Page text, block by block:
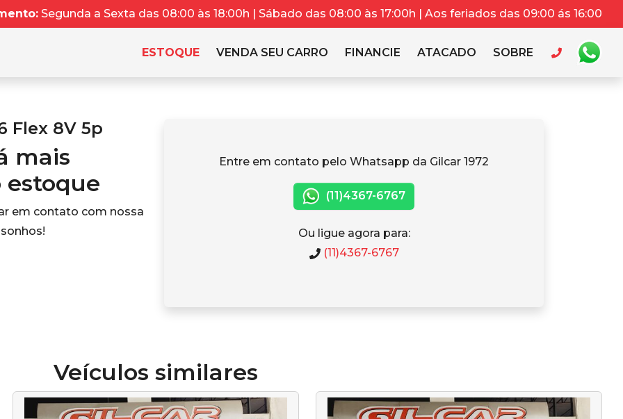
Segunda a Sexta das 08:00 às 18:00h | Sábado das 08:00 às 17:00h | Aos feriados das 09:00 ás 16:00
ESTOQUE VENDA SEU CARRO FINANCIE ATACADO SOBRE
Flex 8V 5p
mais
estoque
em contato com nossa
Entre em contato pelo Whatsapp da Gilcar 1972
(11)4367-6767
Ou ligue agora para:
(11)4367-6767
Veículos similares